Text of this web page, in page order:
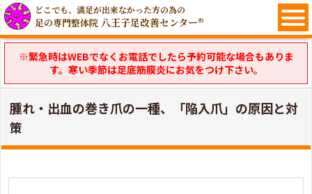
どこでも、満足が出来なかった方の為の
足の専門整体院 八王子足改善センター®
※緊急時はWEBでなくお電話でしたら予約可能な場合もありま
す。寒い季節は足底筋膜炎にお気をつけ下さい。
腫れ・出血の巻き爪の一種、「陥入爪」の原因と対
策